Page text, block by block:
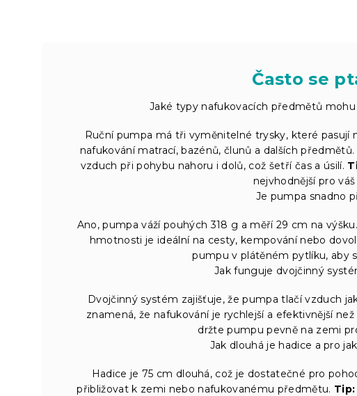
Často se
Jaké typy nafukovacích předmětů
Ruční pumpa má tři vyměnitelné trysky, které pasují
nafukování matrací, bazénů, člunů a dalších
vzduch při pohybu nahoru i dolů, což šetří čas a úsilí.
nejvhodnější pro
Je pumpa snadno
Ano, pumpa váží pouhých 318 g a měří 29 cm na
hmotnosti je ideální na cesty, kempování nebo
pumpu v plátěném pytlíku, aby
Jak funguje dvojčinný
Dvojčinný systém zajišťuje, že pumpa tlačí vzduch
znamená, že nafukování je rychlejší a efektivnější
držte pumpu pevně na zemi
Jak dlouhá je hadice a pro
Hadice je 75 cm dlouhá, což je dostatečné pro
přibližovat k zemi nebo nafukovanému předmětu. Tip: